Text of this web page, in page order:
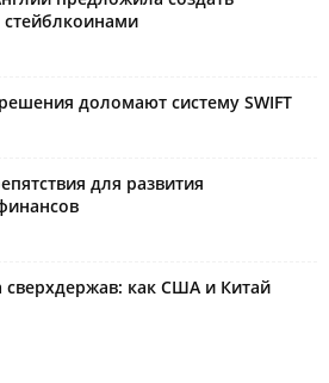
доломают систему SWIFT
для развития
сверхдержав: как США и Китай